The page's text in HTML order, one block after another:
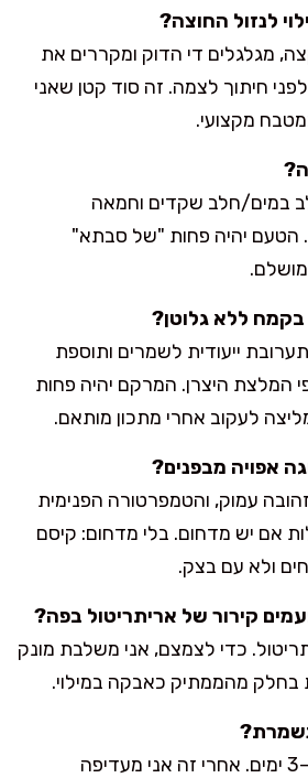
לנזול החוצה?
מגלגלים די הדוק ומקררים את
דקות לפני חיתוך לצמה. זה סוד קטן שאני
מקצועי.
במים/חלב שקדים וחמאה
הטעם יהיה פחות "של סבתא"
ללא גלוטן?
ייעודית לשמרים ותוספת
המלצת היצרן. המרקם יהיה פחות
לעקוב אחרי מתכון מותאם.
אפויה מבפנים?
עמוק, והטמפרטורה הפנימית
מעלות אם יש מדחום. בלי מדחום: קיסם
ולא עם בצק.
קירור של אריתריטול בפה?
כדי לצמצם, אני משלבת מונק
מהממתיק כאבקה במילוי.
בקופסה אטומה 2–3 ימים. אחרי זה אני מעדיפה